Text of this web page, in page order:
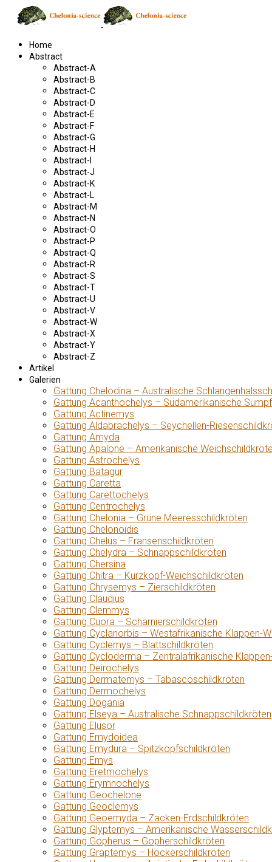
Home
Abstract
Abstract-A
Abstract-B
Abstract-C
Abstract-D
Abstract-E
Abstract-F
Abstract-G
Abstract-H
Abstract-I
Abstract-J
Abstract-K
Abstract-L
Abstract-M
Abstract-N
Abstract-O
Abstract-P
Abstract-Q
Abstract-R
Abstract-S
Abstract-T
Abstract-U
Abstract-V
Abstract-W
Abstract-X
Abstract-Y
Abstract-Z
Artikel
Galerien
Gattung Chelodina – Australische
Gattung Acanthochelys – Südamerikanische
Gattung Actinemys
Gattung Aldabrachelys – Seychellen-
Gattung Amyda
Gattung Apalone – Amerikanische
Gattung Astrochelys
Gattung Batagur
Gattung Caretta
Gattung Carettochelys
Gattung Centrochelys
Gattung Chelonia – Grüne Meeresschildkröten
Gattung Chelonoidis
Gattung Chelus – Fransenschildkröten
Gattung Chelydra – Schnappschildkröten
Gattung Chersina
Gattung Chitra – Kurzkopf-Weichschildkröten
Gattung Chrysemys – Zierschildkröten
Gattung Claudius
Gattung Clemmys
Gattung Cuora – Scharnierschildkröten
Gattung Cyclanorbis – Westafrikanische Klappen-
Gattung Cyclemys – Blattschildkröten
Gattung Cycloderma – Zentralafrikanische
Gattung Deirochelys
Gattung Dermatemys – Tabascoschildkröten
Gattung Dermochelys
Gattung Dogania
Gattung Elseya – Australische Schnappschildkröten
Gattung Elusor
Gattung Emydoidea
Gattung Emydura – Spitzkopfschildkröten
Gattung Emys
Gattung Eretmochelys
Gattung Erymnochelys
Gattung Geochelone
Gattung Geoclemys
Gattung Geoemyda – Zacken-Erdschildkröten
Gattung Glyptemys – Amerikanische
Gattung Gopherus – Gopherschildkröten
Gattung Graptemys – Höckerschildkröten